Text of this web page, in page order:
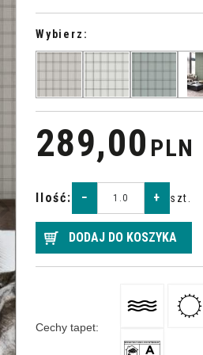
>
Wybierz:
289,00 PLN
Ilość: − + szt.
DODAJ DO KOSZYKA
Cechy tapet: